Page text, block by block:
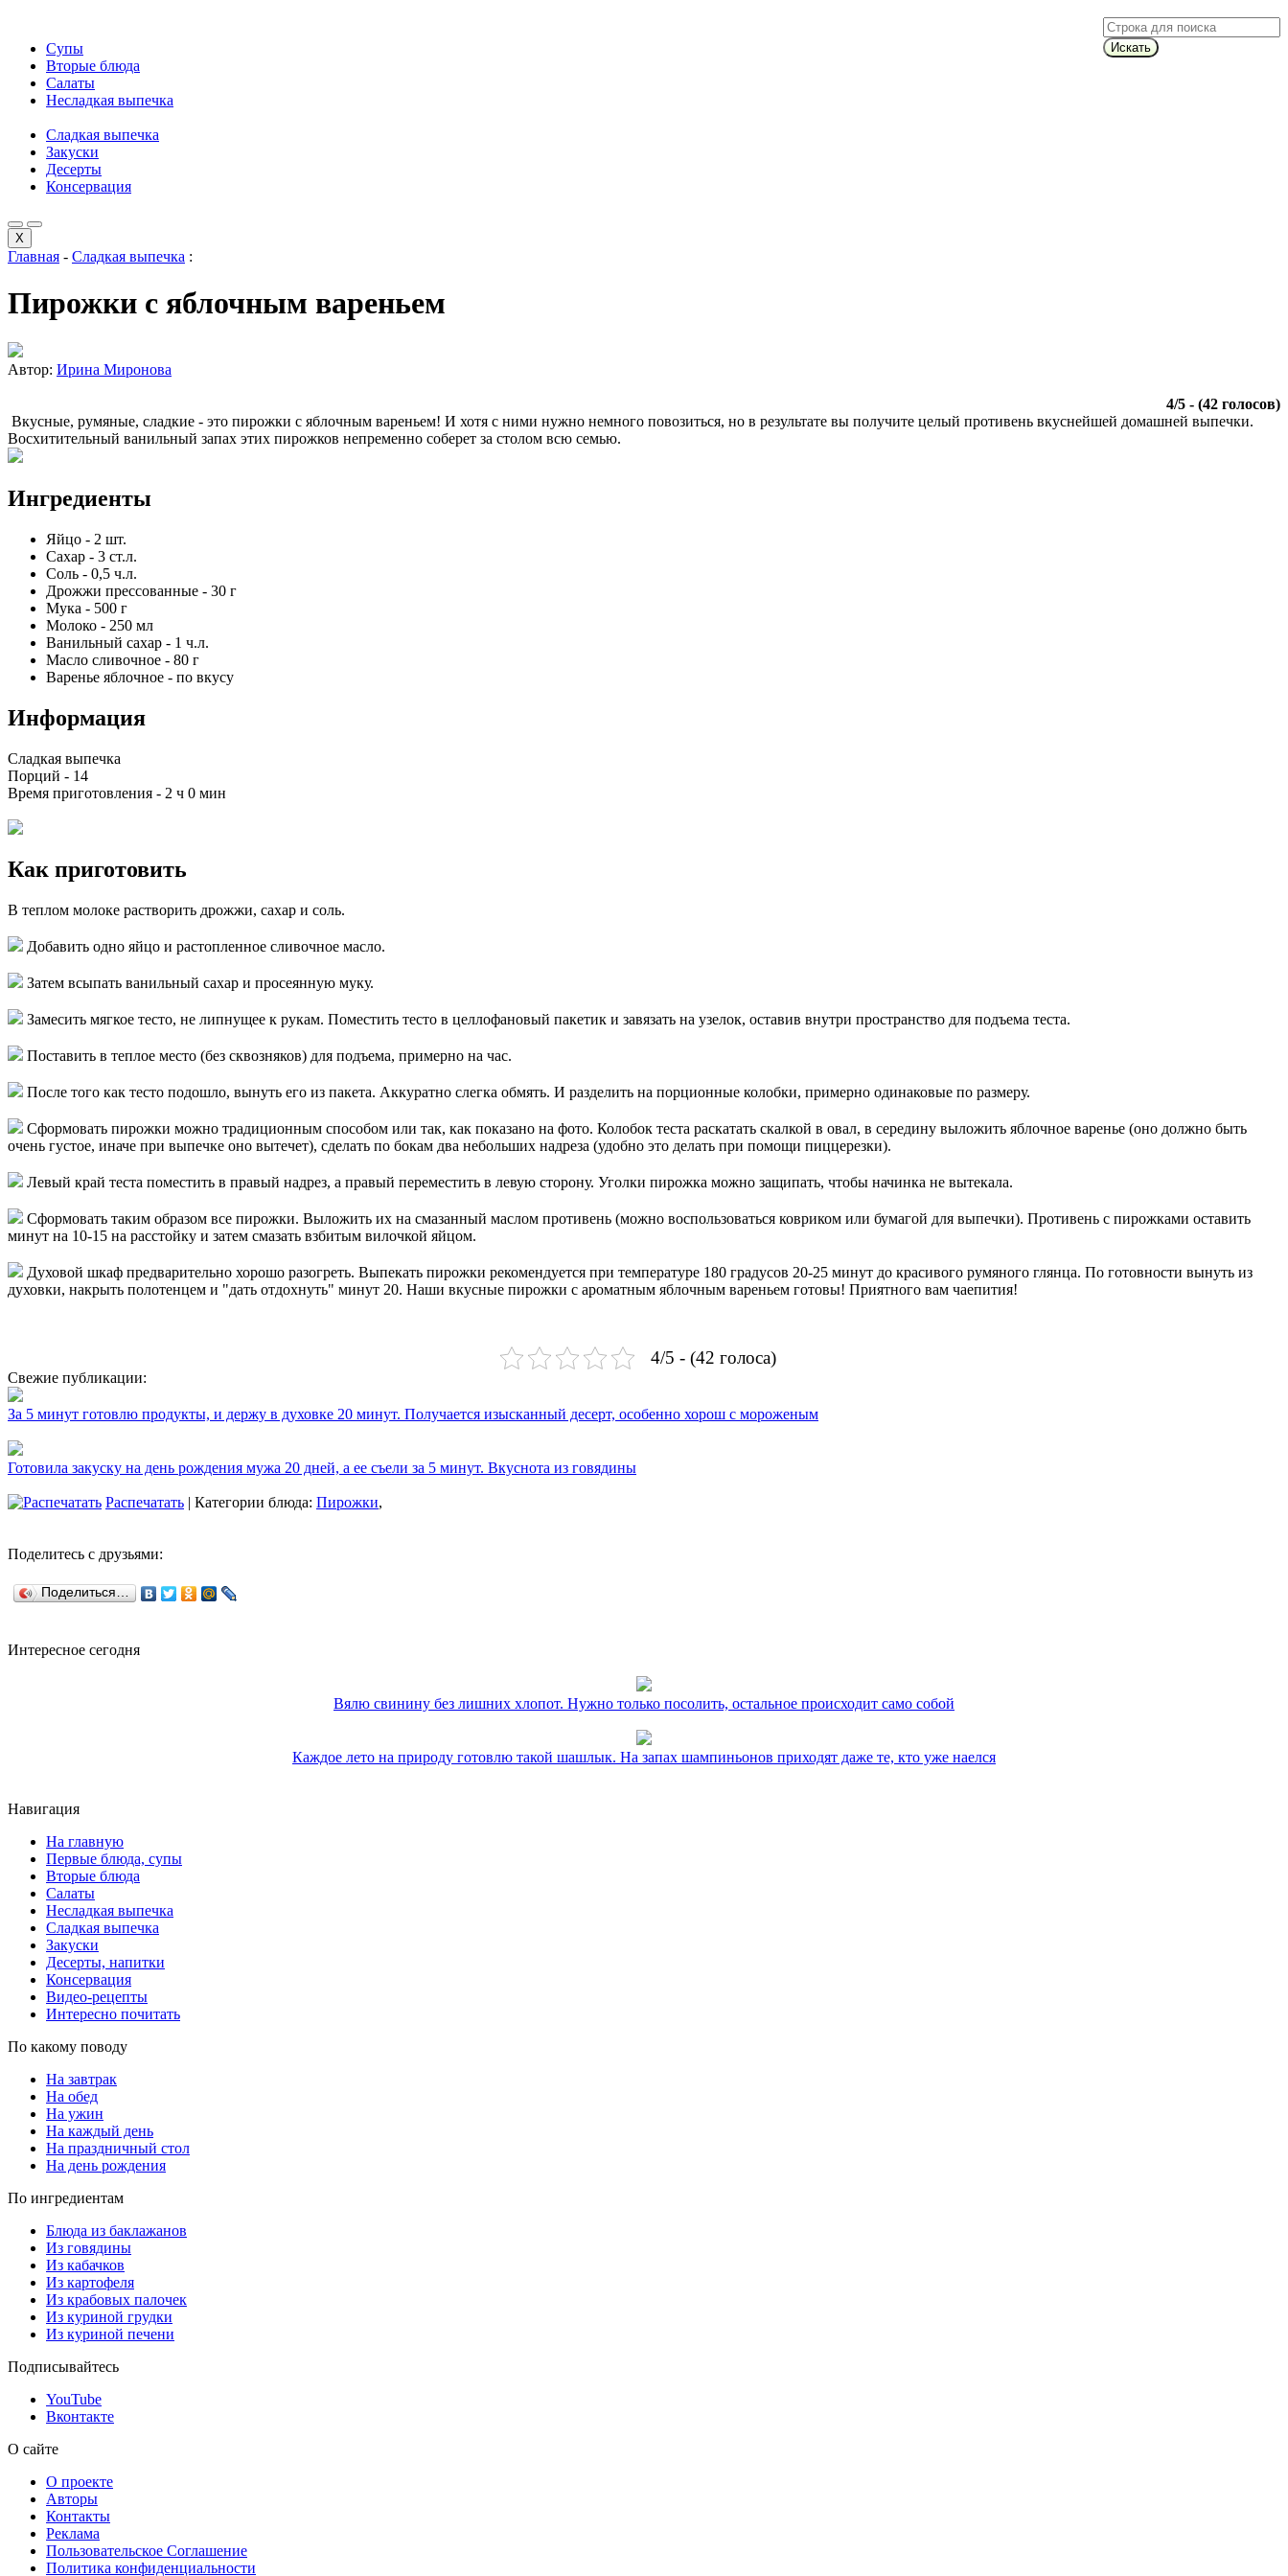
Искать
Супы
Вторые блюда
Салаты
Несладкая выпечка
Сладкая выпечка
Закуски
Десерты
Консервация
X
Главная - Сладкая выпечка :
Пирожки с яблочным вареньем
Автор: Ирина Миронова
4/5 - (42 голосов)
Вкусные, румяные, сладкие - это пирожки с яблочным вареньем! И хотя с ними нужно немного повозиться, но в результате вы получите целый противень вкуснейшей домашней выпечки.
Восхитительный ванильный запах этих пирожков непременно соберет за столом всю семью.
Ингредиенты
Яйцо - 2 шт.
Сахар - 3 ст.л.
Соль - 0,5 ч.л.
Дрожжи прессованные - 30 г
Мука - 500 г
Молоко - 250 мл
Ванильный сахар - 1 ч.л.
Масло сливочное - 80 г
Варенье яблочное - по вкусу
Информация
Сладкая выпечка
Порций - 14
Время приготовления - 2 ч 0 мин
Как приготовить
В теплом молоке растворить дрожжи, сахар и соль.
Добавить одно яйцо и растопленное сливочное масло.
Затем всыпать ванильный сахар и просеянную муку.
Замесить мягкое тесто, не липнущее к рукам. Поместить тесто в целлофановый пакетик и завязать на узелок, оставив внутри пространство для подъема теста.
Поставить в теплое место (без сквозняков) для подъема, примерно на час.
После того как тесто подошло, вынуть его из пакета. Аккуратно слегка обмять. И разделить на порционные колобки, примерно одинаковые по размеру.
Сформовать пирожки можно традиционным способом или так, как показано на фото. Колобок теста раскатать скалкой в овал, в середину выложить яблочное варенье (оно должно быть
очень густое, иначе при выпечке оно вытечет), сделать по бокам два небольших надреза (удобно это делать при помощи пиццерезки).
Левый край теста поместить в правый надрез, а правый переместить в левую сторону. Уголки пирожка можно защипать, чтобы начинка не вытекала.
Сформовать таким образом все пирожки. Выложить их на смазанный маслом противень (можно воспользоваться ковриком или бумагой для выпечки). Противень с пирожками оставить
минут на 10-15 на расстойку и затем смазать взбитым вилочкой яйцом.
Духовой шкаф предварительно хорошо разогреть. Выпекать пирожки рекомендуется при температуре 180 градусов 20-25 минут до красивого румяного глянца. По готовности вынуть из
духовки, накрыть полотенцем и "дать отдохнуть" минут 20. Наши вкусные пирожки с ароматным яблочным вареньем готовы! Приятного вам чаепития!
4/5 - (42 голоса)
Свежие публикации:
За 5 минут готовлю продукты, и держу в духовке 20 минут. Получается изысканный десерт, особенно хорош с мороженым
Готовила закуску на день рождения мужа 20 дней, а ее съели за 5 минут. Вкуснота из говядины
Распечатать | Категории блюда: Пирожки,
Поделитесь с друзьями:
Поделиться…
Интересное сегодня
Вялю свинину без лишних хлопот. Нужно только посолить, остальное происходит само собой
Каждое лето на природу готовлю такой шашлык. На запах шампиньонов приходят даже те, кто уже наелся
Навигация
На главную
Первые блюда, супы
Вторые блюда
Салаты
Несладкая выпечка
Сладкая выпечка
Закуски
Десерты, напитки
Консервация
Видео-рецепты
Интересно почитать
По какому поводу
На завтрак
На обед
На ужин
На каждый день
На праздничный стол
На день рождения
По ингредиентам
Блюда из баклажанов
Из говядины
Из кабачков
Из картофеля
Из крабовых палочек
Из куриной грудки
Из куриной печени
Подписывайтесь
YouTube
Вконтакте
О сайте
О проекте
Авторы
Контакты
Реклама
Пользовательское Соглашение
Политика конфиденциальности